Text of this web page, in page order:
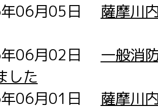
06月05日 薩摩川
06月02日 一般消
した
06月01日 薩摩川